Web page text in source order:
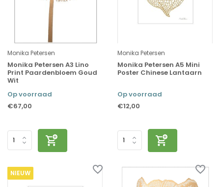
Monika Petersen
Monika Petersen A3 Lino
Print Paardenbloem Goud
Wit
Op voorraad
€67,00
Monika Petersen
Monika Petersen A5 Mini
Poster Chinese Lantaarn
Op voorraad
€12,00
NIEUW